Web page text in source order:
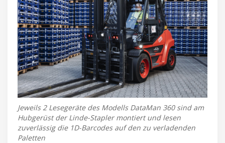
Jeweils 2 Lesegeräte des Modells DataMan 360 sind am
Hubgerüst der Linde-Stapler montiert und lesen
zuverlässig die 1D-Barcodes auf den zu verladenden
Paletten